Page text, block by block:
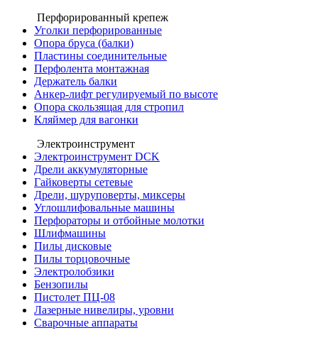
Перфорированный крепеж
Уголки перфорированные
Опора бруса (балки)
Пластины соединительные
Перфолента монтажная
Держатель балки
Анкер-лифт регулируемый по высоте
Опора скользящая для стропил
Кляймер для вагонки
Электроинструмент
Электроинструмент DCK
Дрели аккумуляторные
Гайковерты сетевые
Дрели, шуруповерты, миксеры
Углошлифовальные машины
Перфораторы и отбойные молотки
Шлифмашины
Пилы дисковые
Пилы торцовочные
Электролобзики
Бензопилы
Пистолет ПЦ-08
Лазерные нивелиры, уровни
Сварочные аппараты